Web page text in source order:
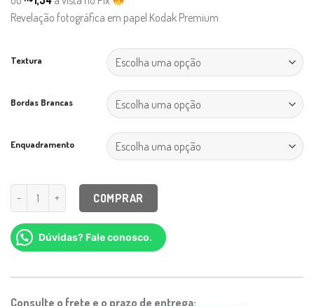
baseado em
avaliação
de cliente
Revelação fotográfica em papel Kodak Premium
Textura
Bordas Brancas
Enquadramento
COMPRAR
Dúvidas? Fale conosco.
Consulte o frete e o prazo de entrega: